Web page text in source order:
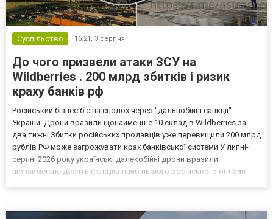
Суспільство 16:21, 3 серпня
До чого призвели атаки ЗСУ на
Wildberries . 200 млрд збитків і ризик
краху банків рф
Російський бізнес б'є на сполох через "дальнобійні санкції"
України. Дрони вразили щонайменше 10 складів Wildberries за
два тижні Збитки російських продавців уже перевищили 200 млрд
рублів РФ може загрожувати крах банківської системи У липні-
серпні 2026 року українські далекобійні дрони вразили
щонайменше десять складів найбільшого російського онлайн-